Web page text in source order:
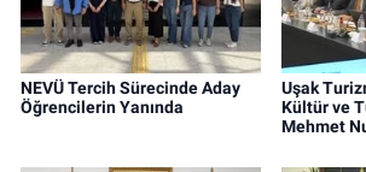
NEVÜ Tercih Sürecinde Aday
Öğrencilerin Yanında
Uşak
Kültür ve
Mehmet